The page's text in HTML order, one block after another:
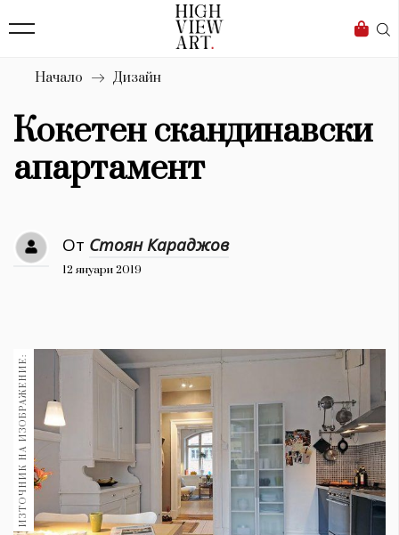
Бизнес
Мода
Dialogue
Изкуство
4340
Красота
777
Книги 1188
30+
Гурме 1710
Пътувай
237
Начало Дизайн
Кокетен скандинавски
апартамент
От Стоян Караджов
12 януари 2019
ИЗТОЧНИК НА ИЗОБРАЖЕНИЕ: